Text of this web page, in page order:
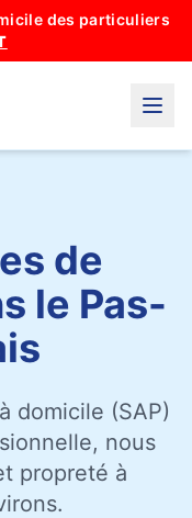
des particuliers
de
le Pas-
domicile (SAP)
nous
propreté à